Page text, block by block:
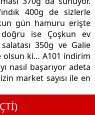
400g de sizlerle
gün hamuru erişte
ise Çoşkun ev
350g ve Galie
olsun ki… A101 indirim
nasıl başarıyor adeta
market sayısı ile en